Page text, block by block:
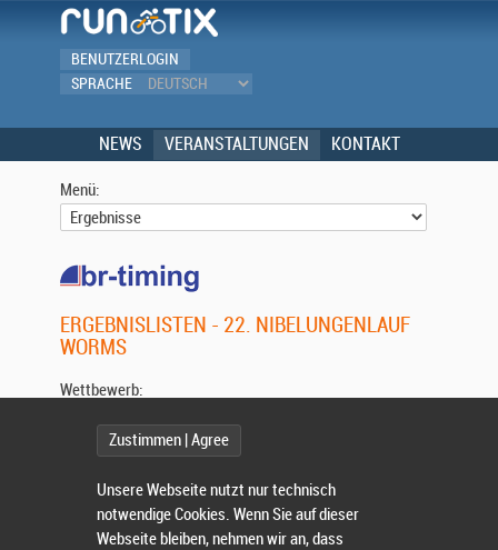
BENUTZERLOGIN
SPRACHE
NEWS VERANSTALTUNGEN KONTAKT
Menü:
ERGEBNISLISTEN - 22. NIBELUNGENLAUF
WORMS
Wettbewerb:
Wählen Sie einen Wettbewerb.
Zustimmen | Agree
Unsere Webseite nutzt nur technisch
notwendige Cookies. Wenn Sie auf dieser
Webseite bleiben, nehmen wir an, dass